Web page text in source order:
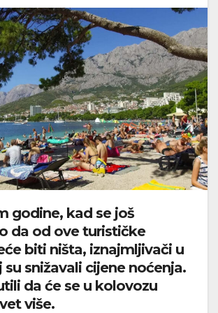
godine, kad se još
da od ove turističke
biti ništa, iznajmljivači u
su snižavali cijene noćenja.
da će se u kolovozu
više.